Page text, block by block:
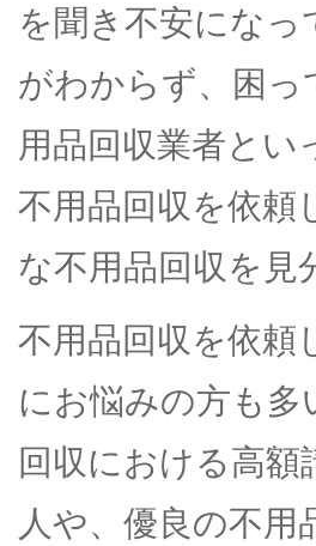
を聞き不安になっ
がわからず、困
用品回収業者と
不用品回収を依頼
な不用品回収を見
不用品回収を依頼
にお悩みの方も
回収における高
人や、優良の不